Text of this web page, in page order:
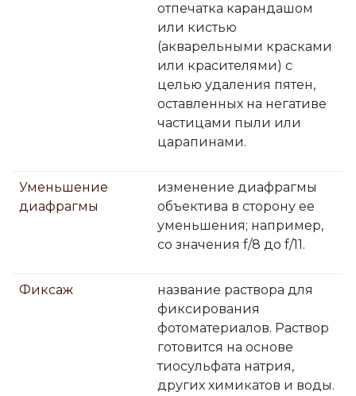
отпечатка карандашом
или кистью
(акварельными красками
или красителями) с
целью удаления пятен,
оставленных на негативе
частицами пыли или
царапинами.
Уменьшение
диафрагмы
изменение диафрагмы
объектива в сторону ее
уменьшения; например,
со значения f/8 до f/11.
Фиксаж
название раствора для
фиксирования
фотоматериалов. Раствор
готовится на основе
тиосульфата натрия,
других химикатов и воды.